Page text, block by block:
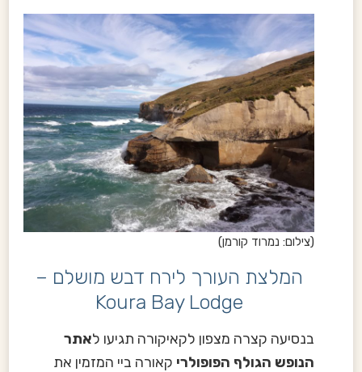
(צילום: נמרוד קורמן)
המלצת העורך לירח דבש מושלם –
Koura Bay Lodge
בנסיעה קצרה מצפון לקאיקורה תגיעו לאתר
הנופש הגולף הפופולרי קאורה ביי המזמין את